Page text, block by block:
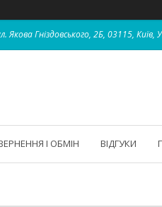
Якова Гніздовського, 2Б, 03115, Київ,
І ОБМІН ВІДГУКИ